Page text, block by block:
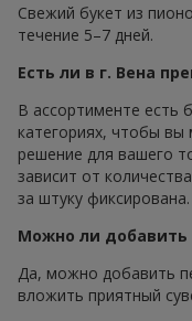
Свежий букет из
течение 5–7 дней.
Есть ли в г. Вена
В ассортименте есть
категориях, чтобы
решение для вашего
зависит от
за штуку фиксирована.
Можно ли добавить
Да, можно добавить
вложить приятный